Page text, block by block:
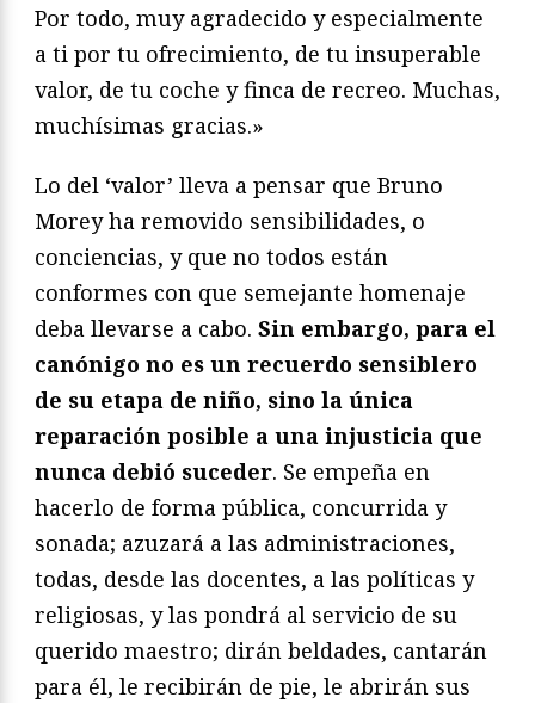
Por todo, muy agradecido y especialmente
a ti por tu ofrecimiento, de tu insuperable
valor, de tu coche y finca de recreo. Muchas,
muchísimas gracias.»
Lo del ‘valor’ lleva a pensar que Bruno
Morey ha removido sensibilidades, o
conciencias, y que no todos están
conformes con que semejante homenaje
deba llevarse a cabo. Sin embargo, para el
canónigo no es un recuerdo sensiblero
de su etapa de niño, sino la única
reparación posible a una injusticia que
nunca debió suceder. Se empeña en
hacerlo de forma pública, concurrida y
sonada; azuzará a las administraciones,
todas, desde las docentes, a las políticas y
religiosas, y las pondrá al servicio de su
querido maestro; dirán beldades, cantarán
para él, le recibirán de pie, le abrirán sus